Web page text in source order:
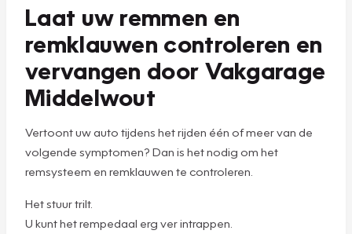
Laat uw remmen en
remklauwen controleren en
vervangen door Vakgarage
Middelwout
Vertoont uw auto tijdens het rijden één of meer van de
volgende symptomen? Dan is het nodig om het
remsysteem en remklauwen te controleren.
Het stuur trilt.
U kunt het rempedaal erg ver intrappen.